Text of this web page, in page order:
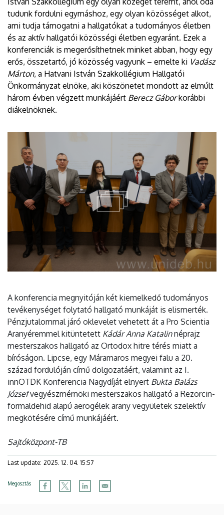
tudunk fordulni egymáshoz, egy olyan közösséget alkot,
ami tudja támogatni a hallgatókat a tudományos életben
és az aktív hallgatói közösségi életben egyaránt. Ezek a
konferenciák is megerősíthetnek minket abban, hogy egy
erős, összetartó, jó közösség vagyunk – emelte ki Vadász
Márton, a Hatvani István Szakkollégium Hallgatói
Önkormányzat elnöke, aki köszönetet mondott az elmúlt
három évben végzett munkájáért Berecz Gáborkorábbi
diákelnöknek.
A konferencia megnyitóján két kiemelkedő tudományos
tevékenységet folytató hallgató munkáját is elismerték.
Pénzjutalommal járó oklevelet vehetett át a Pro Scientia
Aranyéremmel kitüntetett Kádár Anna Katalinnéprajz
mesterszakos hallgató az Ortodox hitre térés miatt a
bíróságon. Lipcse, egy Máramaros megyei falu a 20.
század fordulóján című dolgozatáért, valamint az I.
innOTDK Konferencia Nagydíját elnyert Bukta Balázs
Józsefvegyészmérnöki mesterszakos hallgató a Rezorcin-
formaldehid alapú aerogélek arany vegyületek szelektív
megkötésére című munkájáért.
Sajtóközpont-TB
Last update: 2025. 12. 04. 15:57
Megosztás